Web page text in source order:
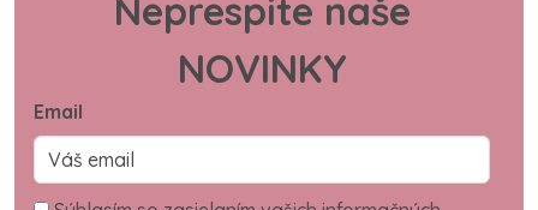
Neprespite naše
NOVINKY
Email